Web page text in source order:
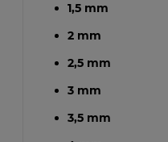
1,5 mm
2 mm
2,5 mm
3 mm
3,5 mm